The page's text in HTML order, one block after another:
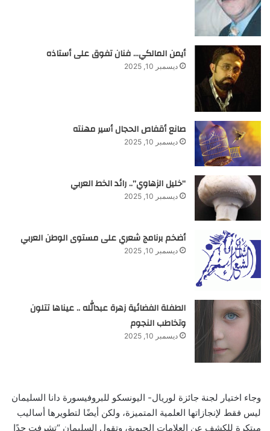
أيمن المالكي… فنان تفوق على أستاذه
ديسمبر 10, 2025
صانع أقفاص الحجال أسير مهنته
ديسمبر 10, 2025
“خليل الزهاوي”.. رائد الخط العربي
ديسمبر 10, 2025
أضخم برنامج شعري على مستوى الوطن العربي
ديسمبر 10, 2025
الطفلة الفضائية زهرة عبدالله .. عيناها تتلون
وتخاطب النجوم
ديسمبر 10, 2025
وجاء اختيار لجنة جائزة لوريال- اليونسكو للبروفيسورة دانا السليمان
ليس فقط لإنجازاتها العلمية المتميزة، ولكن أيضًا لتطويرها أساليب
مبتكرة للكشف عن العلامات الحيوية، وتقول السليمان “تشرفت جدًا